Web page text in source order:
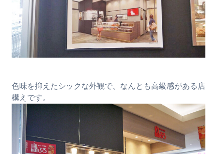
色味を抑えたシックな外観で、なんとも高級感がある店
構えです。